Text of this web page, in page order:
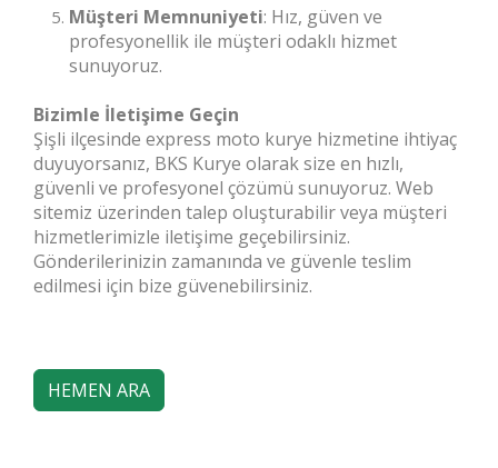
Müşteri Memnuniyeti: Hız, güven ve
profesyonellik ile müşteri odaklı hizmet
sunuyoruz.
Bizimle İletişime Geçin
Şişli ilçesinde express moto kurye hizmetine ihtiyaç
duyuyorsanız, BKS Kurye olarak size en hızlı,
güvenli ve profesyonel çözümü sunuyoruz. Web
sitemiz üzerinden talep oluşturabilir veya müşteri
hizmetlerimizle iletişime geçebilirsiniz.
Gönderilerinizin zamanında ve güvenle teslim
edilmesi için bize güvenebilirsiniz.
HEMEN ARA